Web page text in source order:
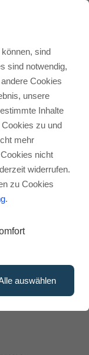
Finde
für
Links. Kaufst
Mehrkosten für
für
sind
sind notwendig,
Cookies
unsere
Inhalte
zu und
mehr
nicht
widerrufen.
zu Cookies
.
auswählen